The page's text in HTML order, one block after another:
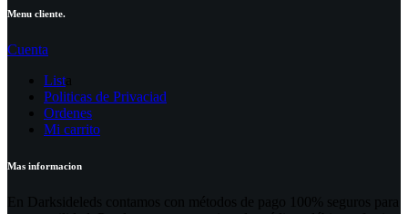
Menu cliente.
Cuenta
Lista
Politicas de Privaciad
Ordenes
Mi carrito
Mas informacion
En Darksideleds contamos con métodos de pago 100% seguros para